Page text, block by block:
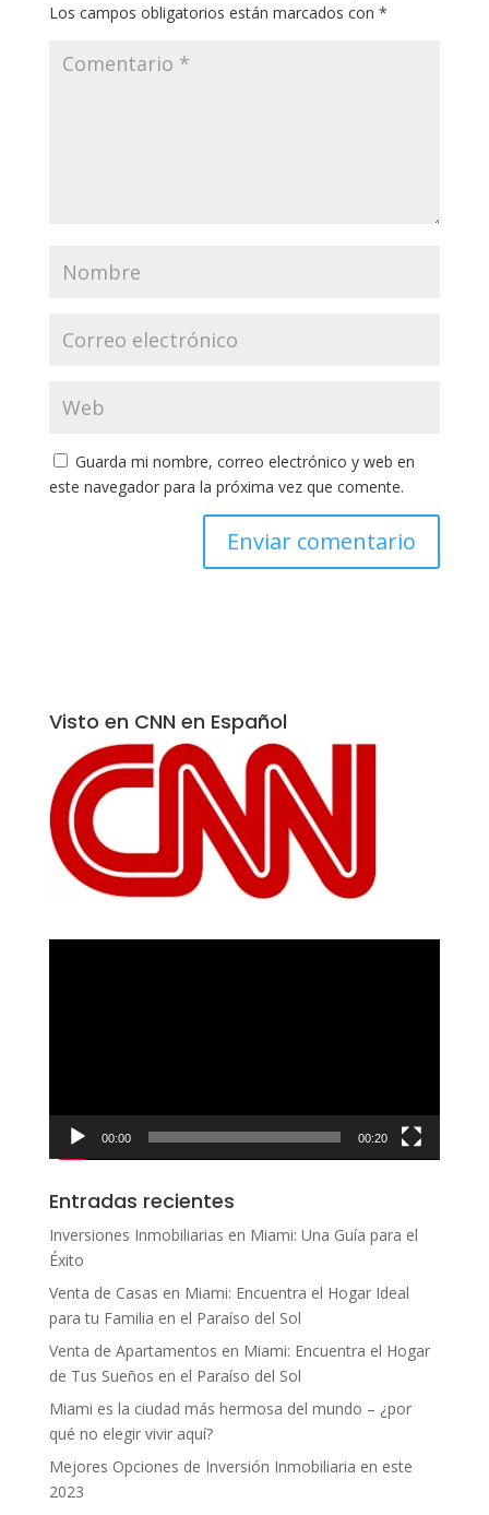
Los campos obligatorios están marcados con *
Guarda mi nombre, correo electrónico y web en
este navegador para la próxima vez que comente.
Visto en CNN en Español
00:00 00:20
Entradas recientes
Inversiones Inmobiliarias en Miami: Una Guía para el
Éxito
Venta de Casas en Miami: Encuentra el Hogar Ideal
para tu Familia en el Paraíso del Sol
Venta de Apartamentos en Miami: Encuentra el Hogar
de Tus Sueños en el Paraíso del Sol
Miami es la ciudad más hermosa del mundo – ¿por
qué no elegir vivir aquí?
Mejores Opciones de Inversión Inmobiliaria en este
2023